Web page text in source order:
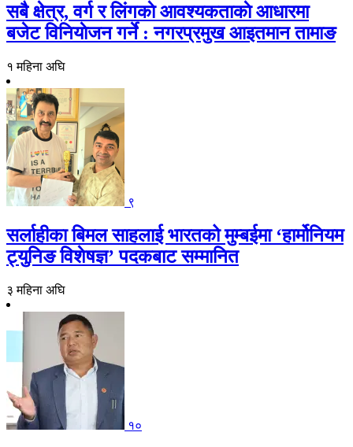
सबै क्षेत्र, वर्ग र लिंगकाे आवश्यकताकाे आधारमा
बजेट विनियाेजन गर्ने : नगरप्रमुख आइतमान तामाङ
१ महिना अघि
९
सर्लाहीका बिमल साहलाई भारतको मुम्बईमा ‘हार्मोनियम
ट्युनिङ विशेषज्ञ’ पदकबाट सम्मानित
३ महिना अघि
१०